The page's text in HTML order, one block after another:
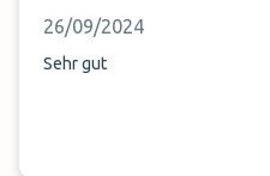
26/09/2024
Sehr gut